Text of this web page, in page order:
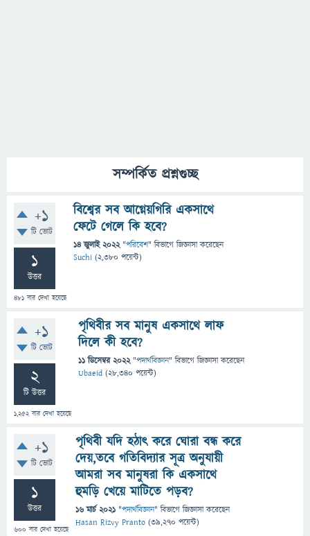
সম্পর্কিত প্রশ্নগুচ্ছ
+1
টি ভোট
1
উত্তর
481 বার দেখা হয়েছে
বিশ্বের সব আগ্নেয়গিরি একসাথে
ফেটে গেলে কি হবে?
14 জুলাই 2022 "পরিবেশ" বিভাগে জিজ্ঞাসাকরেছেন
Suchi (2,380 পয়েন্ট)
+1
টি ভোট
2
টি উত্তর
1,252বার দেখা হয়েছে
পৃথিবীর সব মানুষ একসাথে লাফ
দিলে কী হবে?
11 ডিসেম্বর 2022 "পদার্থবিজ্ঞান" বিভাগে জিজ্ঞাসাকরেছেন
Ubaeid (28,340 পয়েন্ট)
+1
টি ভোট
1
উত্তর
600 বার দেখা হয়েছে
পৃথিবী যদি হঠাৎ করে ঘোরা বন্ধ করে
দেয়,তবে গতিবিদ্যার সূত্র অনুযায়ী
আমরা সব মানুষরা কি একসাথে
হুমড়ি খেয়ে মাটিতে পড়ব?
16 মার্চ 2021 "পদার্থবিজ্ঞান" বিভাগে জিজ্ঞাসাকরেছেন
Hasan Rizvy Pranto (39,270 পয়েন্ট)